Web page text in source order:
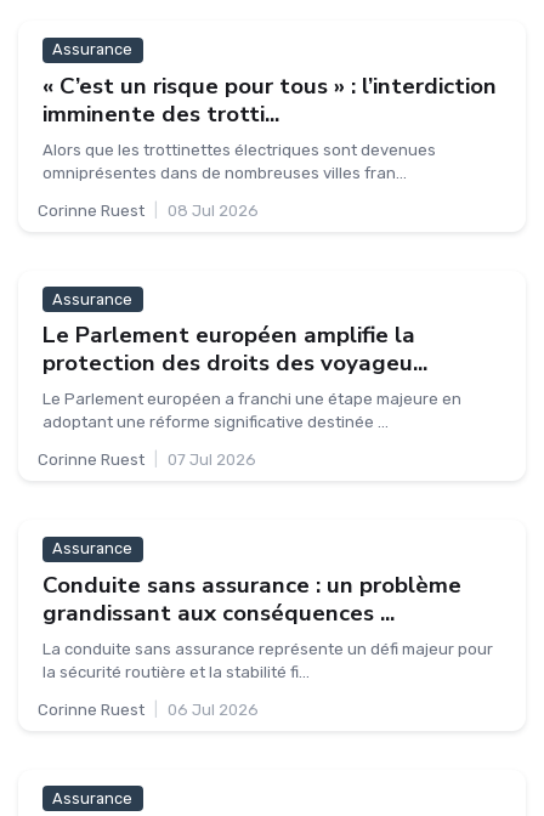
Assurance
« C’est un risque pour tous » : l’interdiction
imminente des trotti...
Alors que les trottinettes électriques sont devenues
omniprésentes dans de nombreuses villes fran...
Corinne Ruest 08 Jul 2026
Assurance
Le Parlement européen amplifie la
protection des droits des voyageu...
Le Parlement européen a franchi une étape majeure en
adoptant une réforme significative destinée ...
Corinne Ruest 07 Jul 2026
Assurance
Conduite sans assurance : un problème
grandissant aux conséquences ...
La conduite sans assurance représente un défi majeur pour
la sécurité routière et la stabilité fi...
Corinne Ruest 06 Jul 2026
Assurance